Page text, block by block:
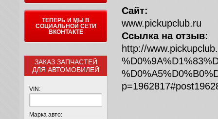
Сайт:
www.pickupclub.ru
Ссылка на отзыв:
http://
ТЕПЕРЬ И МЫ В
СОЦИАЛЬНОЙ СЕТИ
ВКОНТАКТЕ
ЗАКАЗ ЗАПЧАСТЕЙ
ДЛЯ АВТОМОБИЛЕЙ
VIN:
Марка авто: